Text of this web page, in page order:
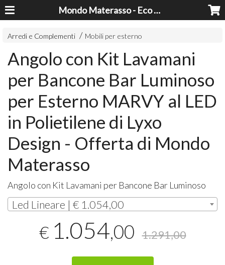
Mondo Materasso - Eco Dreams srl
Arredi e Complementi Mobili per esterno
Angolo con Kit Lavamani
per Bancone Bar Luminoso
per Esterno MARVY al LED
in Polietilene di Lyxo
Design - Offerta di Mondo
Materasso
Angolo con Kit Lavamani per Bancone Bar Luminoso
Led Lineare | € 1.054,00
€ 1.054,00 1.291,00